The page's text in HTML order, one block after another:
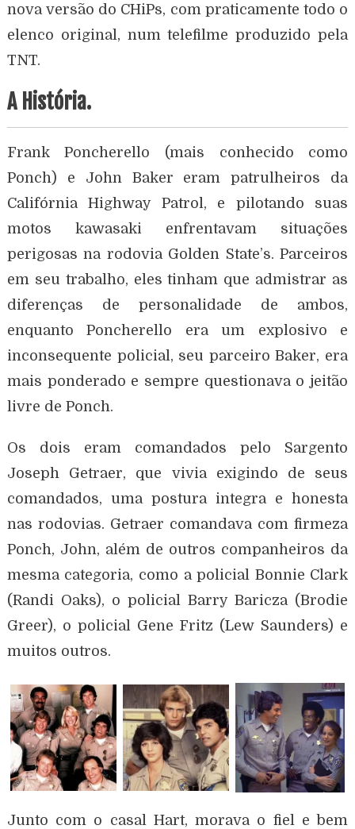
nova versão do CHiPs, com praticamente todo o
elenco original, num telefilme produzido pela
TNT.
A História.
Frank Poncherello (mais conhecido como
Ponch) e John Baker eram patrulheiros da
Califórnia Highway Patrol, e pilotando suas
motos kawasaki enfrentavam situações
perigosas na rodovia Golden State’s. Parceiros
em seu trabalho, eles tinham que admistrar as
diferenças de personalidade de ambos,
enquanto Poncherello era um explosivo e
inconsequente policial, seu parceiro Baker, era
mais ponderado e sempre questionava o jeitão
livre de Ponch.
Os dois eram comandados pelo Sargento
Joseph Getraer, que vivia exigindo de seus
comandados, uma postura integra e honesta
nas rodovias. Getraer comandava com firmeza
Ponch, John, além de outros companheiros da
mesma categoria, como a policial Bonnie Clark
(Randi Oaks), o policial Barry Baricza (Brodie
Greer), o policial Gene Fritz (Lew Saunders) e
muitos outros.
Junto com o casal Hart, morava o fiel e bem